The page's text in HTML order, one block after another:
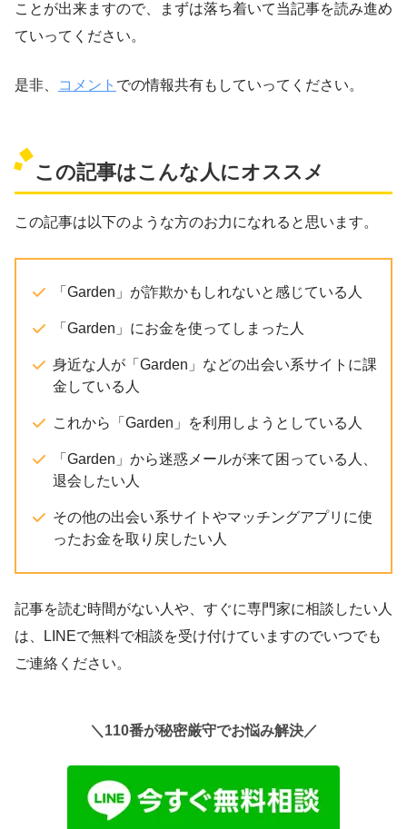
ことが出来ますので、まずは落ち着いて当記事を読み進め
ていってください。
是非、 コメント での情報共有もしていってください。
この記事はこんな人にオススメ
この記事は以下のような方のお力になれると思います。
「Garden」が詐欺かもしれないと感じている人
「Garden」にお金を使ってしまった人
身近な人が「Garden」などの出会い系サイトに課
金している人
これから「Garden」を利用しようとしている人
「Garden」から迷惑メールが来て困っている人、
退会したい人
その他の出会い系サイトやマッチングアプリに使
ったお金を取り戻したい人
記事を読む時間がない人や、すぐに専門家に相談したい人
は、LINEで無料で相談を受け付けていますのでいつでも
ご連絡ください。
＼110番が秘密厳守でお悩み解決／